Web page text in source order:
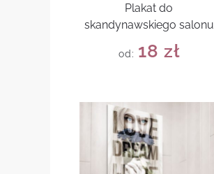
Plakat do
skandynawskiego salonu
od: 18 zł